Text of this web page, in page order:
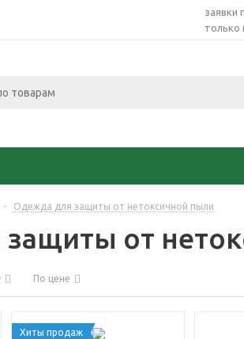
заявки
только
- Одежда для защиты от нетоксичной пыли
от
По цене
Хиты продаж